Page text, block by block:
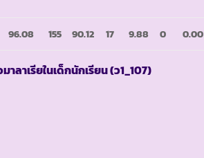
96.08 155 90.12 17 9.88 0 0.00
าลาเรียในเด็กนักเรียน (ว1_107)